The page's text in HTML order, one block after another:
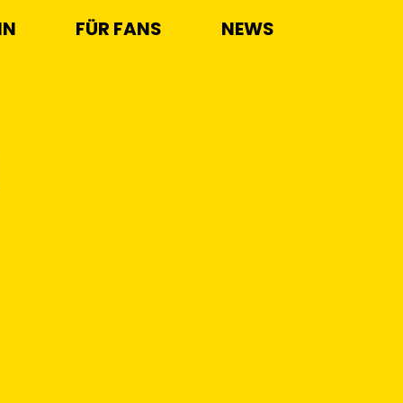
FÜR FANS NEWS